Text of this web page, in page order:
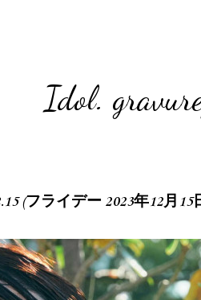
Idol.
(フライデー 2023年12月15